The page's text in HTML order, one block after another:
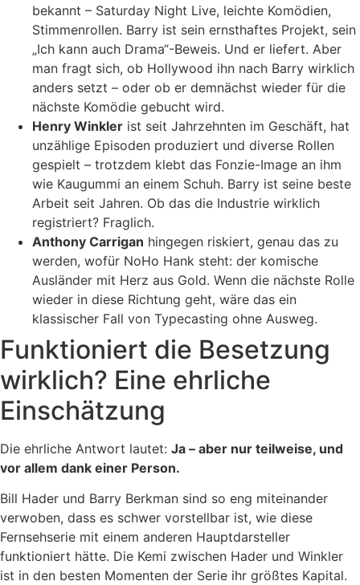
bekannt – Saturday Night Live, leichte Komödien,
Stimmenrollen. Barry ist sein ernsthaftes Projekt, sein
„Ich kann auch Drama“-Beweis. Und er liefert. Aber
man fragt sich, ob Hollywood ihn nach Barry wirklich
anders setzt – oder ob er demnächst wieder für die
nächste Komödie gebucht wird.
Henry Winkler ist seit Jahrzehnten im Geschäft, hat
unzählige Episoden produziert und diverse Rollen
gespielt – trotzdem klebt das Fonzie-Image an ihm
wie Kaugummi an einem Schuh. Barry ist seine beste
Arbeit seit Jahren. Ob das die Industrie wirklich
registriert? Fraglich.
Anthony Carrigan hingegen riskiert, genau das zu
werden, wofür NoHo Hank steht: der komische
Ausländer mit Herz aus Gold. Wenn die nächste Rolle
wieder in diese Richtung geht, wäre das ein
klassischer Fall von Typecasting ohne Ausweg.
Funktioniert die Besetzung
wirklich? Eine ehrliche
Einschätzung
Die ehrliche Antwort lautet: Ja – aber nur teilweise, und
vor allem dank einer Person.
Bill Hader und Barry Berkman sind so eng miteinander
verwoben, dass es schwer vorstellbar ist, wie diese
Fernsehserie mit einem anderen Hauptdarsteller
funktioniert hätte. Die Kemi zwischen Hader und Winkler
ist in den besten Momenten der Serie ihr größtes Kapital.